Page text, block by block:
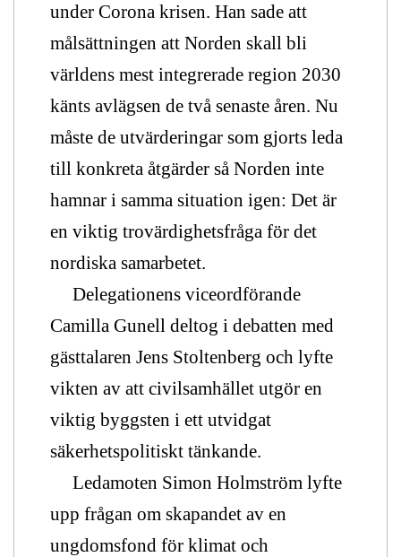
under Corona krisen. Han sade att
målsättningen att Norden skall bli
världens mest integrerade region 2030
känts avlägsen de två senaste åren. Nu
måste de utvärderingar som gjorts leda
till konkreta åtgärder så Norden inte
hamnar i samma situation igen: Det är
en viktig trovärdighetsfråga för det
nordiska samarbetet.
Delegationens viceordförande
Camilla Gunell deltog i debatten med
gästtalaren Jens Stoltenberg och lyfte
vikten av att civilsamhället utgör en
viktig byggsten i ett utvidgat
säkerhetspolitiskt tänkande.
Ledamoten Simon Holmström lyfte
upp frågan om skapandet av en
ungdomsfond för klimat och